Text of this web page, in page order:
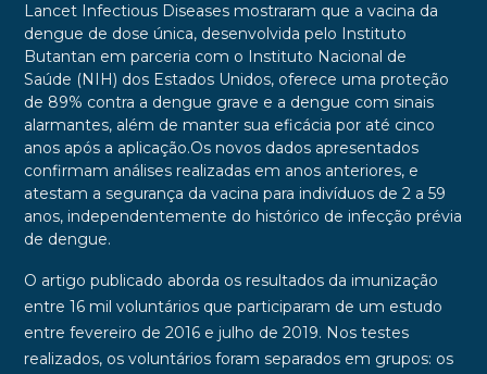
Lancet Infectious Diseasesmostraram que a vacina da
dengue de dose única, desenvolvida pelo
Instituto
Butantan em parceria com o Instituto Nacional de
Saúde (NIH) dos Estados Unidos, oferece uma proteção
de 89% contra a dengue grave e a dengue com sinais
alarmantes, além de manter sua eficácia por até cinco
anos após a aplicação.Os novos dados apresentados
confirmam análises realizadas em anos anteriores, e
atestam a segurança da vacina para indivíduos de 2 a 59
anos, independentemente do histórico de infecção prévia
de dengue.
O artigo publicado aborda os resultados da imunização
entre 16 mil voluntários que participaram de um estudo
entre fevereiro de 2016 e julho de 2019. Nos testes
realizados, os voluntários foram separados em grupos: os